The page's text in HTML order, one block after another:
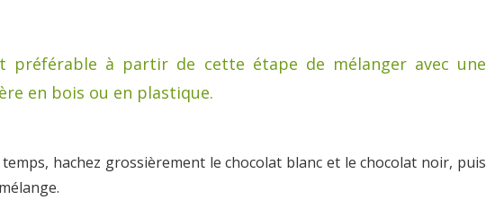
préférable à partir de cette étape de mélanger avec une
en bois ou en plastique.
temps, hachez grossièrement le chocolat blanc et le chocolat noir, puis